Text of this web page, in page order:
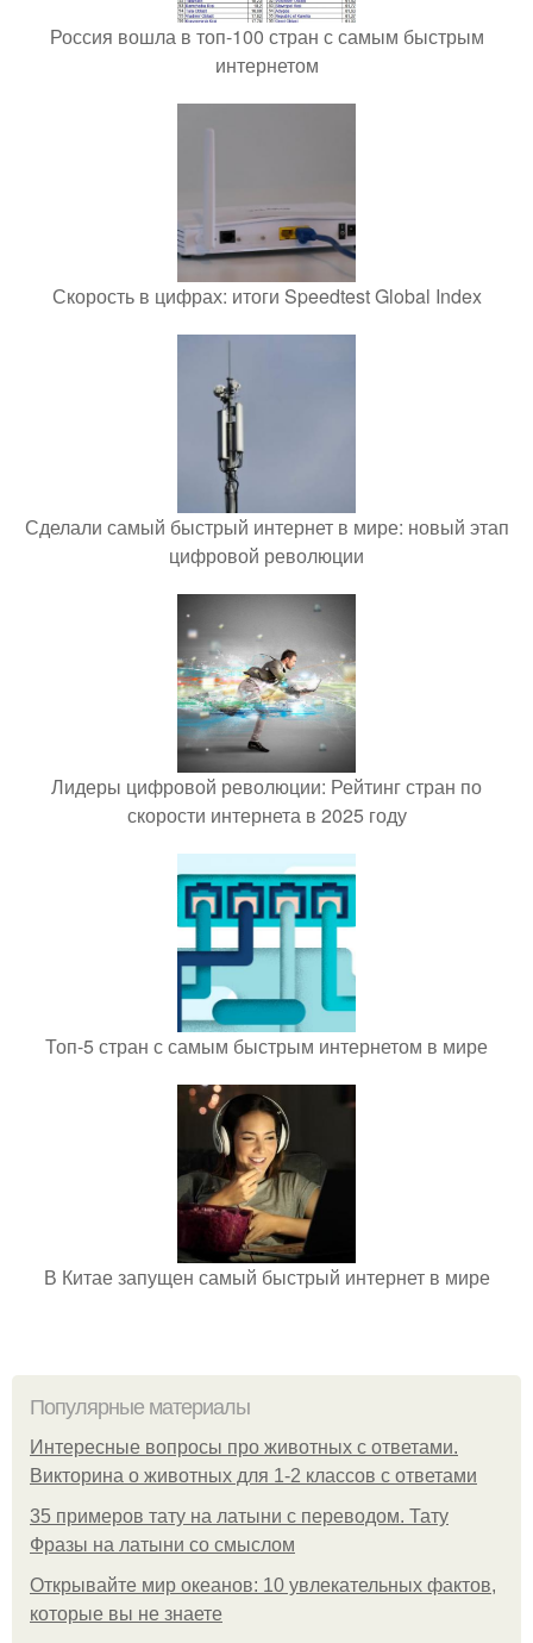
Россия вошла в топ-100 стран с самым быстрым
интернетом
Скорость в цифрах: итоги Speedtest Global Index
Сделали самый быстрый интернет в мире: новый этап
цифровой революции
Лидеры цифровой революции: Рейтинг стран по
скорости интернета в 2025 году
Топ-5 стран с самым быстрым интернетом в мире
В Китае запущен самый быстрый интернет в мире
Популярные материалы
Интересные вопросы про животных с ответами.
Викторина о животных для 1-2 классов с ответами
35 примеров тату на латыни с переводом. Тату
Фразы на латыни со смыслом
Открывайте мир океанов: 10 увлекательных фактов,
которые вы не знаете